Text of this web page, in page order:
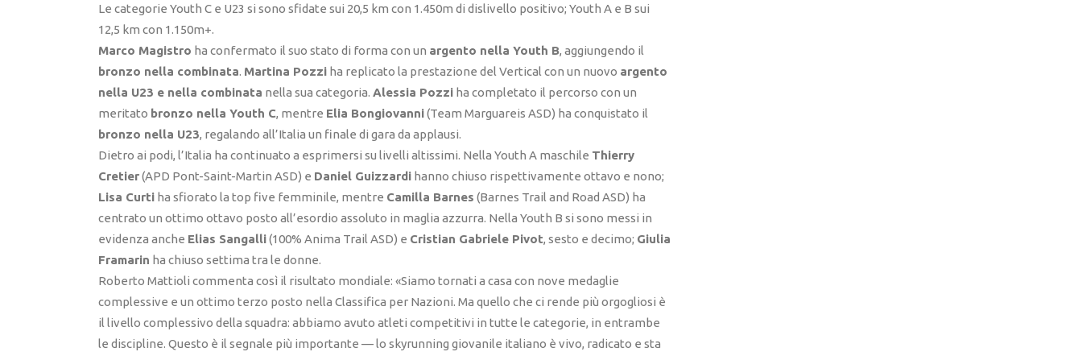
Le categorie Youth C e U23 si sono sfidate sui 20,5 km con 1.450m di dislivello positivo; Youth A e B sui
12,5 km con 1.150m+.
Marco Magistro ha confermato il suo stato di forma con un argento nella Youth B, aggiungendo il
bronzo nella combinata. Martina Pozzi ha replicato la prestazione del Vertical con un nuovo argento
nella U23 e nella combinata nella sua categoria. Alessia Pozzi ha completato il percorso con un
meritato bronzo nella Youth C, mentre Elia Bongiovanni(Team Marguareis ASD) ha conquistato il
bronzo nella U23, regalando all’Italia un finale di gara da applausi.
Dietro ai podi, l’Italia ha continuato a esprimersi su livelli altissimi. Nella Youth A maschile Thierry
Cretier(APD Pont-Saint-Martin ASD) e Daniel Guizzardi hanno chiuso rispettivamente ottavo e nono;
Lisa Curti ha sfiorato la top five femminile, mentre Camilla Barnes (Barnes Trail and Road ASD) ha
centrato un ottimo ottavo posto all’esordio assoluto in maglia azzurra. Nella Youth B si sono messi in
evidenza anche Elias Sangalli(100% Anima Trail ASD) e Cristian Gabriele Pivot, sesto e decimo; Giulia
Framarin ha chiuso settima tra le donne.
Roberto Mattioli commenta così il risultato mondiale: «Siamo tornati a casa con nove medaglie
complessive e un ottimo terzo posto nella Classifica per Nazioni. Ma quello che ci rende più orgogliosi è
il livello complessivo della squadra: abbiamo avuto atleti competitivi in tutte le categorie, in entrambe
le discipline. Questo è il segnale più importante — lo skyrunning giovanile italiano è vivo, radicato e sta